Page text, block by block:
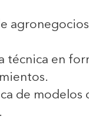
técnica en
de modelos